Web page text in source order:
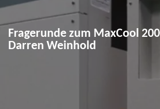
Fragerunde zum MaxCool
Darren Weinhold